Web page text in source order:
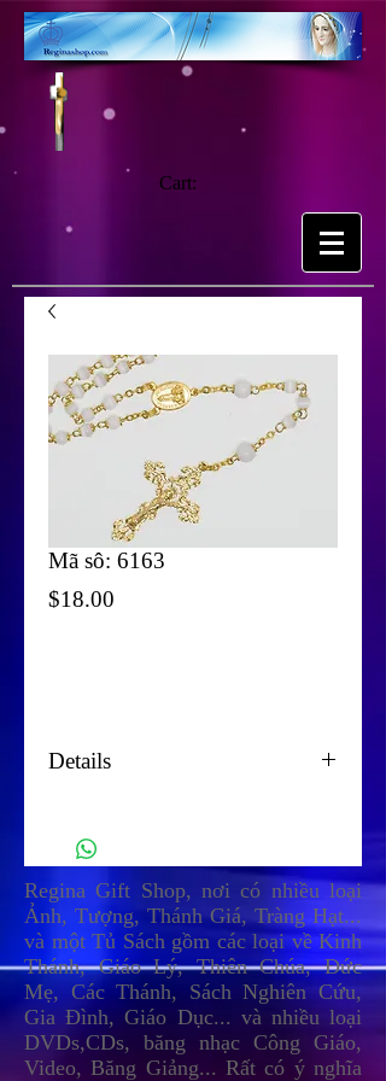
Cart:
Mã sô: 6163
$18.00
Details
reginashopcmc@yahoo.com
Regina Gift Shop, nơi có nhiều loại
Ảnh, Tượng, Thánh Giá, Tràng Hạt...
và một Tủ Sách gồm các loại về Kinh
Thánh, Giáo Lý, Thiên Chúa, Đức
Mẹ, Các Thánh, Sách Nghiên Cứu,
Gia Đình, Giáo Dục... và nhiều loại
DVDs,CDs, băng nhạc Công Giáo,
Video, Băng Giảng... Rất có ý nghĩa